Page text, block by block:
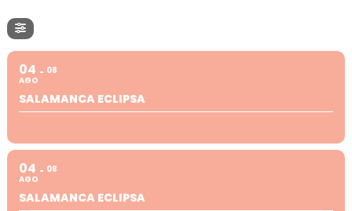
04
AGO
08
SALAMANCA ECLIPSA
04
AGO
08
SALAMANCA ECLIPSA